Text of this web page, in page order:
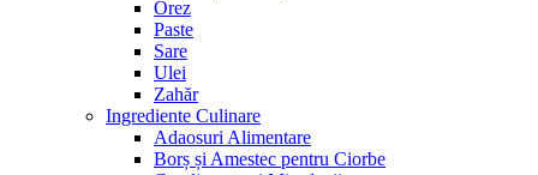
Orez
Paste
Sare
Ulei
Zahăr
Ingrediente Culinare
Adaosuri Alimentare
Borș și Amestec pentru Ciorbe